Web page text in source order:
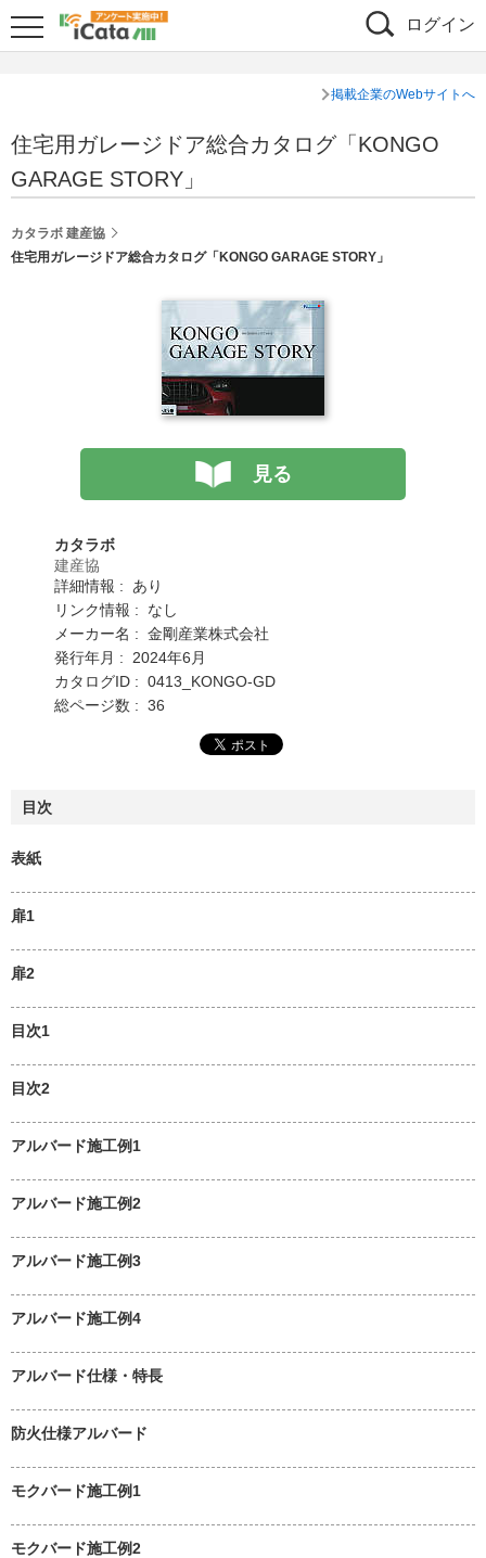
ログイン
掲載企業のWebサイトへ
住宅用ガレージドア総合カタログ「KONGO
GARAGE STORY」
カタラボ 建産協
住宅用ガレージドア総合カタログ「KONGO GARAGE STORY」
見る
カタラボ
建産協
詳細情報 : あり
リンク情報 : なし
メーカー名 : 金剛産業株式会社
発行年月 : 2024年6月
カタログID : 0413_KONGO-GD
総ページ数 : 36
目次
表紙
扉1
扉2
目次1
目次2
アルバード施工例1
アルバード施工例2
アルバード施工例3
アルバード施工例4
アルバード仕様・特長
防火仕様アルバード
モクバード施工例1
モクバード施工例2